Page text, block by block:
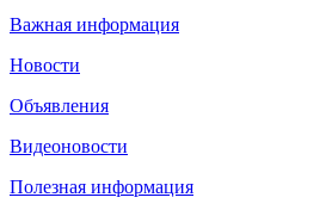
Важная информация
Новости
Объявления
Видеоновости
Полезная информация